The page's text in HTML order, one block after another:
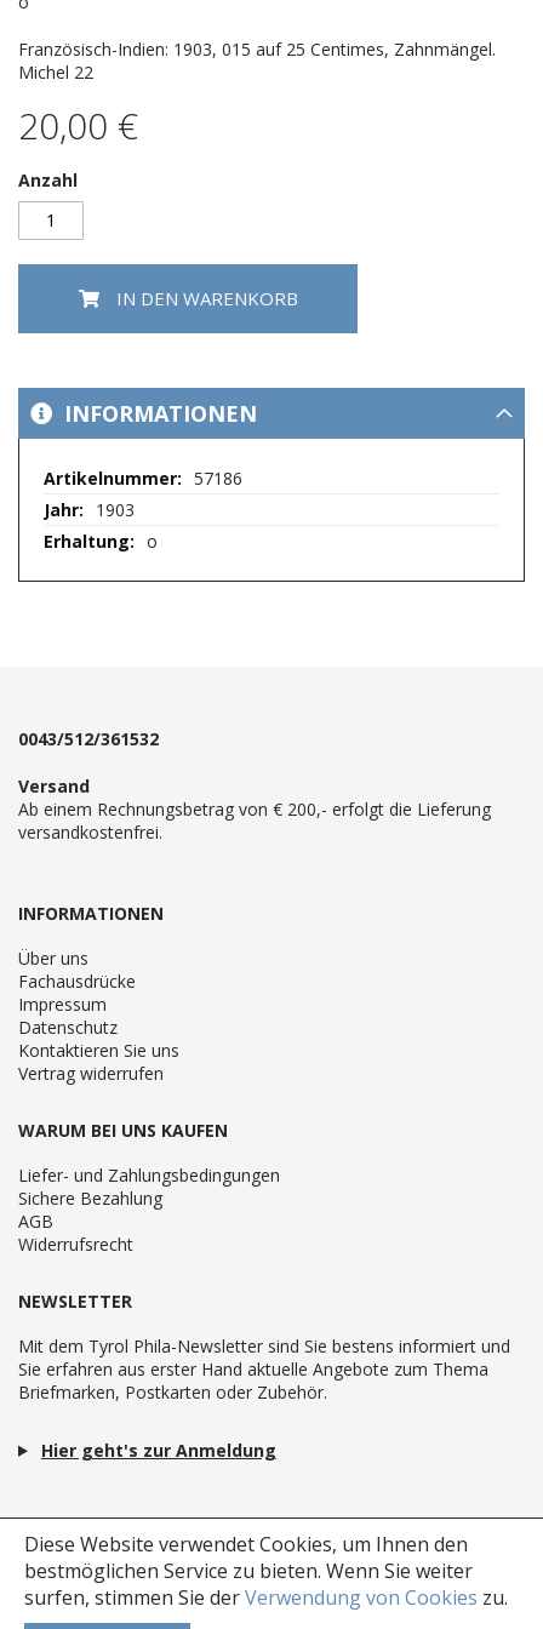
Diese Website verwendet Cookies, um Ihnen den
bestmöglichen Service zu bieten. Wenn Sie weiter
surfen, stimmen Sie derVerwendung von Cookies zu.
Französisch-Indien: 1903, 015 auf 25 Centimes, Zahnmängel.
Michel 22
20,00 €
Anzahl
IN DEN WARENKORB
INFORMATIONEN
Mehr
57186
1903
o
0043/512/361532
Versand
Ab einem Rechnungsbetrag von € 200,- erfolgt die Lieferung
versandkostenfrei.
INFORMATIONEN
Über uns
Fachausdrücke
Impressum
Datenschutz
Kontaktieren Sie uns
Vertrag widerrufen
WARUM BEI UNS KAUFEN
Liefer- und Zahlungsbedingungen
Sichere Bezahlung
AGB
Widerrufsrecht
NEWSLETTER
Mit dem Tyrol Phila-Newsletter sind Sie bestens informiert und
Sie erfahren aus erster Hand aktuelle Angebote zum Thema
Briefmarken, Postkarten oder Zubehör.
Hier geht's zur Anmeldung